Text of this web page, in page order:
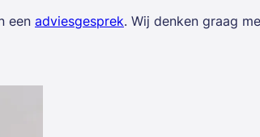
een adviesgesprek. Wij denken graag